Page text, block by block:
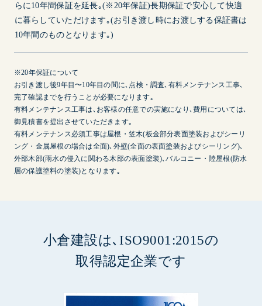
らに10年間保証を延長｡(※20年保証)長期保証で安心して快適
に暮らしていただけます｡(お引き渡し時にお渡しする保証書は
10年間のものとなります｡)
※20年保証について
お引き渡し後9年目〜10年目の間に､点検・調査､有料メンテナンス工事､
完了確認までを行うことが必要になります｡
有料メンテナンス工事は､お客様の任意での実施になり､費用については､
御見積書を提出させていただきます｡
有料メンテナンス必須工事は屋根・笠木(板金部分表面塗装およびシーリ
ング・金属屋根の場合は全面)､外壁(全面の表面塗装およびシーリング)､
外部木部(雨水の侵入に関わる木部の表面塗装)､バルコニー・陸屋根(防水
層の保護塗料の塗装)となります｡
小倉建設は､ISO9001:2015の
取得認定企業です